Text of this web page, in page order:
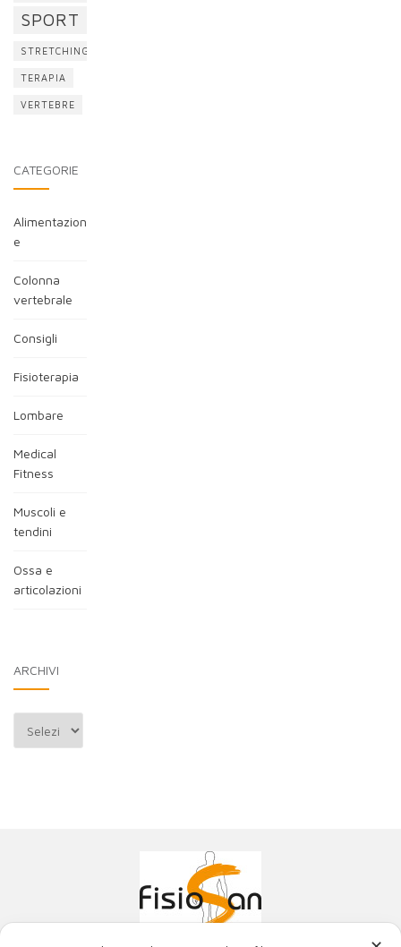
SPORT
STRETCHING
TERAPIA
VERTEBRE
CATEGORIE
Alimentazion
e
Colonna
vertebrale
Consigli
Fisioterapia
Lombare
Medical
Fitness
Muscoli e
tendini
Ossa e
articolazioni
ARCHIVI
Archivi